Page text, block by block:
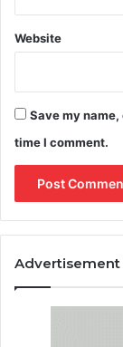
Website
Save my
time I comment.
Advertisement